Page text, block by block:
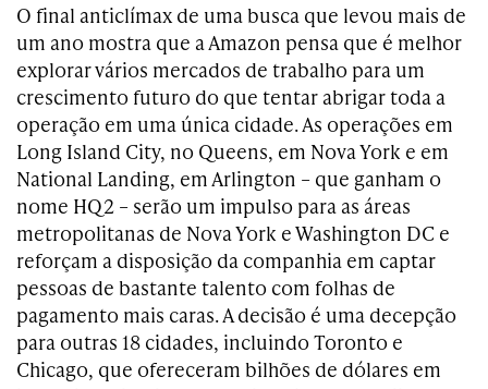
O final anticlímax de uma busca que levou mais de
um ano mostra que a Amazon pensa que é melhor
explorar vários mercados de trabalho para um
crescimento futuro do que tentar abrigar toda a
operação em uma única cidade. As operações em
Long Island City, no Queens, em Nova York e em
National Landing, em Arlington – que ganham o
nome HQ2 – serão um impulso para as áreas
metropolitanas de Nova York e Washington DC e
reforçam a disposição da companhia em captar
pessoas de bastante talento com folhas de
pagamento mais caras. A decisão é uma decepção
para outras 18 cidades, incluindo Toronto e
Chicago, que ofereceram bilhões de dólares em